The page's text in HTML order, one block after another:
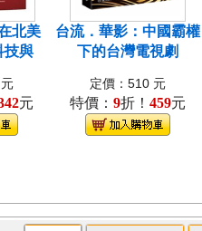
北美
技與
元
台流．華影：中國霸權
下的台灣電視劇
定價：510 元
特價： 9折！ 459元